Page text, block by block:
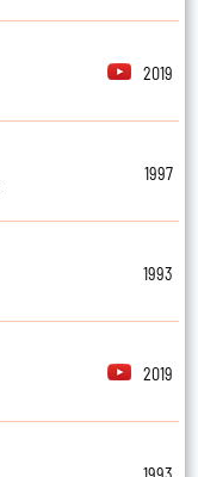
2019
1997
1993
2019